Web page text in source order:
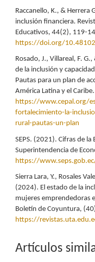
Raccanello, K., & Herrera
inclusión financiera.
Educativos, 44(2), 119-
https://doi.org/
Rosado, J., Villareal, F.
de la inclusión y
Pautas para un plan de
América Latina y el Caribe.
https://www.cepal.org/
fortalecimiento-la-
rural-pautas-un-plan
SEPS. (2021). Cifras de
Superintendencia de
https://
Sierra Lara, Y., Rosales
(2024). El estado de la
mujeres emprendedoras
Boletín de Coyuntura,
https://
Artículos